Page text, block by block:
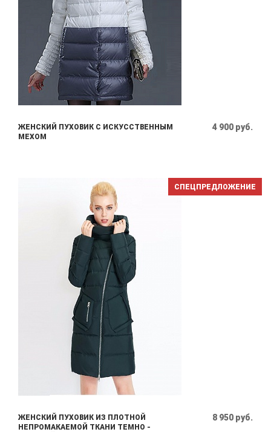
ЖЕНСКИЙ ПУХОВИК С ИСКУССТВЕННЫМ
МЕХОМ
4 900 руб.
СПЕЦПРЕДЛОЖЕНИЕ
ЖЕНСКИЙ ПУХОВИК ИЗ ПЛОТНОЙ
НЕПРОМАКАЕМОЙ ТКАНИ ТЕМНО -
8 950 руб.